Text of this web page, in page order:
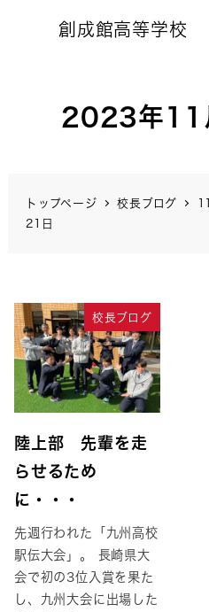
創成館高等学校
2023年11
トップページ 校長ブログ
21日
校長ブログ
陸上部 先輩を走
らせるため
に・・・
先週行われた「九州高校
駅伝大会」。 長崎県大
会で初の3位入賞を果た
し、九州大会に出場した